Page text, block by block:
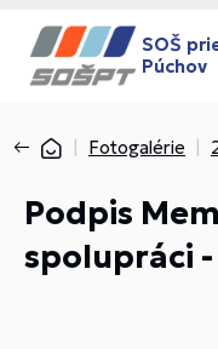
SOŠ
Púchov
Fotogalérie
Podpis
spolupráci -